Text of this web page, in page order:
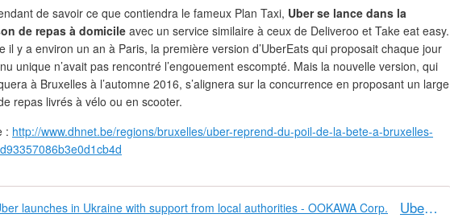
de savoir ce que contiendra le fameux Plan Taxi, Uber se lance dans la
de repas à domicile avec un service similaire à ceux de Deliveroo et Take eat easy.
il y a environ un an à Paris, la première version d’UberEats qui proposait chaque jour
unique n’avait pas rencontré l’engouement escompté. Mais la nouvelle version, qui
à Bruxelles à l’automne 2016, s’alignera sur la concurrence en proposant un large
repas livrés à vélo ou en scooter.
: http://www.dhnet.be/regions/bruxelles/uber-reprend-du-poil-de-la-bete-a-bruxelles-
Uber launches in Ukraine with support from local authorities - OOKAWA Corp.